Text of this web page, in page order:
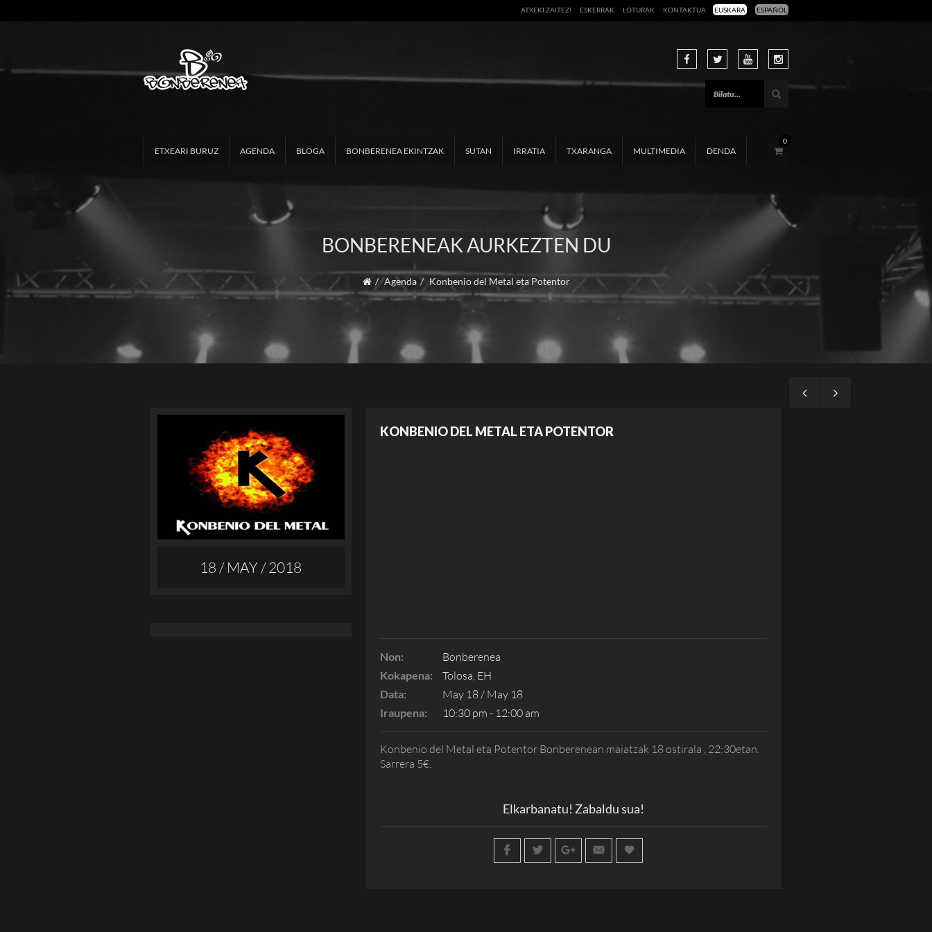
EUSKARA ESPAÑOL
ATXEKI ZAITEZ! ESKERRAK LOTURAK KONTAKTUA
ETXEARI BURUZ AGENDA BLOGA BONBERENEA EKINTZAK SUTAN IRRATIA TXARANGA MULTIMEDIA DENDA
0
BONBERENEAK AURKEZTEN DU
Agenda Konbenio del Metal eta Potentor
18 / MAY / 2018
KONBENIO DEL METAL ETA POTENTOR
Non: Bonberenea
Kokapena: Tolosa, EH
Data: May 18 / May 18
Iraupena: 10:30 pm - 12:00 am
Konbenio del Metal eta Potentor Bonberenean maiatzak 18 ostirala , 22:30etan.
Sarrera 5€.
Elkarbanatu! Zabaldu sua!